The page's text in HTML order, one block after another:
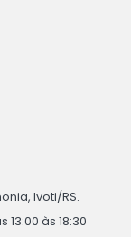
Ivoti/RS.
13:00 às 18:30